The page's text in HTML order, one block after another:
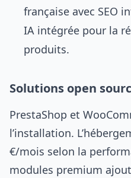
française avec SEO
IA intégrée pour la
produits.
Solutions open
PrestaShop et
l’installation.
€/mois selon la
modules premium